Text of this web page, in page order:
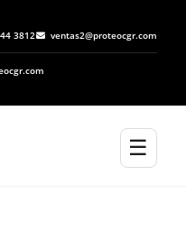
3812 ventas2@proteocgr.com
☰